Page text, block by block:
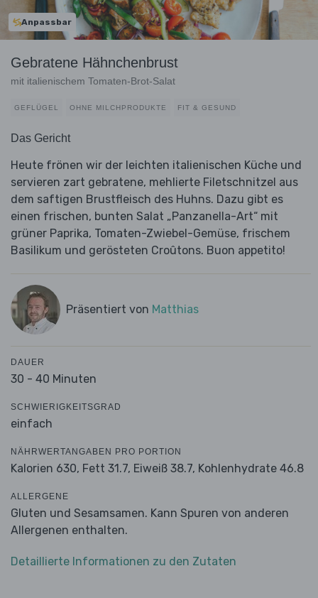
Anpassbar
Gebratene Hähnchenbrust
mit italienischem Tomaten-Brot-Salat
GEFLÜGEL OHNE MILCHPRODUKTE FIT & GESUND
Das Gericht
Heute frönen wir der leichten italienischen Küche und
servieren zart gebratene, mehlierte Filetschnitzel aus
dem saftigen Brustfleisch des Huhns. Dazu gibt es
einen frischen, bunten Salat „Panzanella-Art“ mit
grüner Paprika, Tomaten-Zwiebel-Gemüse, frischem
Basilikum und gerösteten Croûtons. Buon appetito!
Präsentiert von Matthias
DAUER
30 - 40 Minuten
SCHWIERIGKEITSGRAD
einfach
NÄHRWERTANGABEN PRO PORTION
Kalorien 630, Fett 31.7, Eiweiß 38.7, Kohlenhydrate 46.8
ALLERGENE
Gluten und Sesamsamen. Kann Spuren von anderen
Allergenen enthalten.
Detaillierte Informationen zu den Zutaten